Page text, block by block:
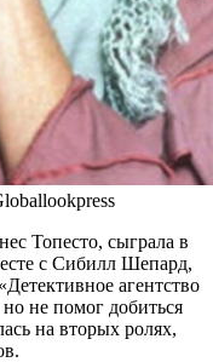
Топесто, сыграла в
с Сибилл Шепард,
агентство
не помог добиться
на вторых ролях,